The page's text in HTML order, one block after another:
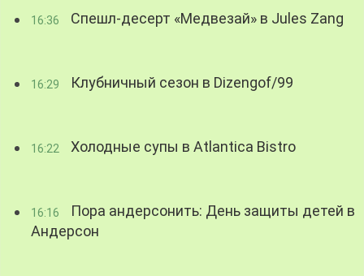
16:36 Спешл-десерт «Медвезай» в Jules Zang
16:29 Клубничный сезон в Dizengof/99
16:22 Холодные супы в Atlantica Bistro
16:16
Пора андерсонить: День защиты детей в
Андерсон